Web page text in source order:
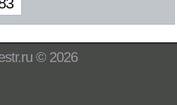
© 2026